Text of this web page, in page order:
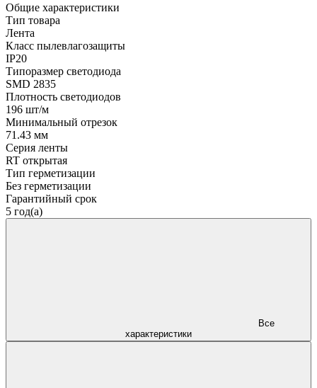
Общие характеристики
Тип товара
Лента
Класс пылевлагозащиты
IP20
Типоразмер светодиода
SMD 2835
Плотность светодиодов
196 шт/м
Минимальный отрезок
71.43 мм
Серия ленты
RT открытая
Тип герметизации
Без герметизации
Гарантийный срок
5 год(а)
характеристики